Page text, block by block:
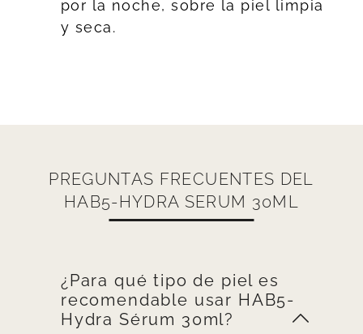
por la noche, sobre la piel limpia
y seca.
PREGUNTAS FRECUENTES DEL
HAB5-HYDRA SERUM 30ML
¿Para qué tipo de piel es
recomendable usar HAB5-
Hydra Sérum 30ml?